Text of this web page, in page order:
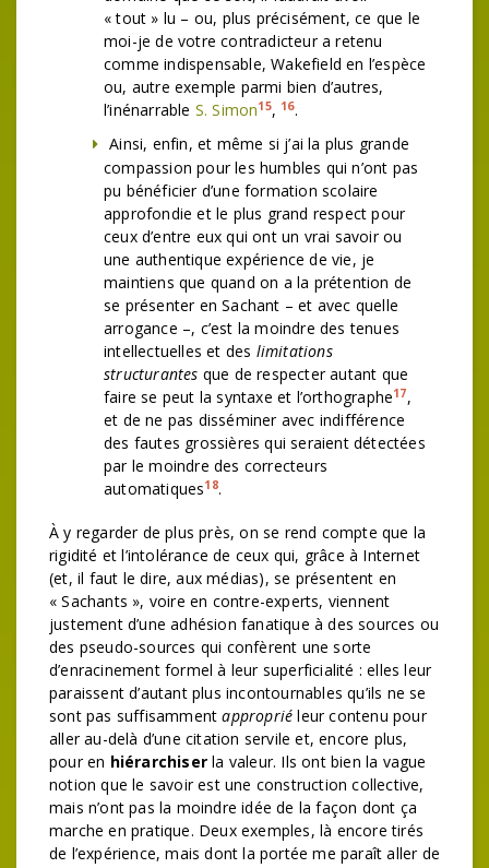
« tout » lu – ou, plus précisément, ce que le
moi-je de votre contradicteur a retenu
comme indispensable, Wakefield en l’espèce
ou, autre exemple parmi bien d’autres,
l’inénarrable S. Simon15, 16.
Ainsi, enfin, et même si j’ai la plus grande
compassion pour les humbles qui n’ont pas
pu bénéficier d’une formation scolaire
approfondie et le plus grand respect pour
ceux d’entre eux qui ont un vrai savoir ou
une authentique expérience de vie, je
maintiens que quand on a la prétention de
se présenter en Sachant – et avec quelle
arrogance –, c’est la moindre des tenues
intellectuelles et des limitations
structurantes que de respecter autant que
faire se peut la syntaxe et l’orthographe17,
et de ne pas disséminer avec indifférence
des fautes grossières qui seraient détectées
par le moindre des correcteurs
automatiques18.
À y regarder de plus près, on se rend compte que la
rigidité et l’intolérance de ceux qui, grâce à Internet
(et, il faut le dire, aux médias), se présentent en
« Sachants », voire en contre-experts, viennent
justement d’une adhésion fanatique à des sources ou
des pseudo-sources qui confèrent une sorte
d’enracinement formel à leur superficialité : elles leur
paraissent d’autant plus incontournables qu’ils ne se
sont pas suffisammentapproprié leur contenu pour
aller au-delà d’une citation servile et, encore plus,
pour en hiérarchiser la valeur. Ils ont bien la vague
notion que le savoir est une construction collective,
mais n’ont pas la moindre idée de la façon dont ça
marche en pratique. Deux exemples, là encore tirés
de l’expérience, mais dont la portée me paraît aller de